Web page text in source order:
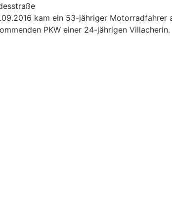
kam ein 53-jähriger
PKW einer 24-jährigen Villacherin.